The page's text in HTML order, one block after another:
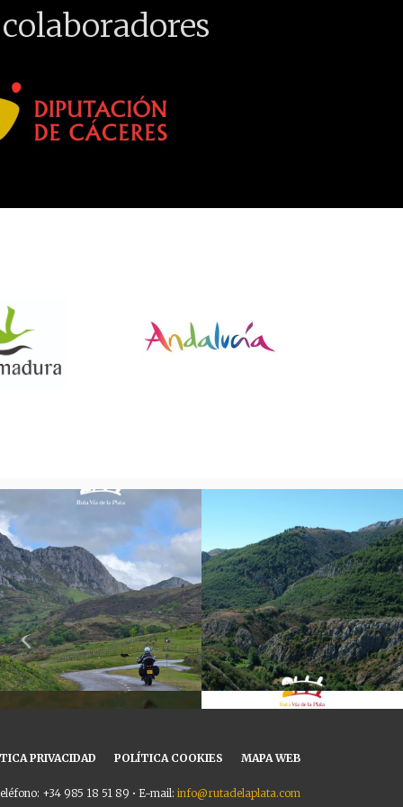
PRIVACIDAD POLÍTICA COOKIES MAPA WEB
+34 985 18 51 89 • E-mail: info@rutadelaplata.com